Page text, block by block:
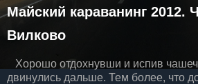
Майский караванинг 2012.
Вилково
Хорошо отдохнувши и испив
двинулись дальше. Тем более, что